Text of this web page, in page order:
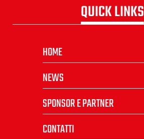
QUICK LINKS
HOME
NEWS
SPONSOR E PARTNER
CONTATTI